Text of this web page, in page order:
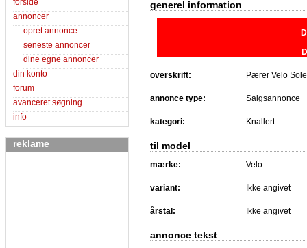
forside
annoncer
opret annonce
seneste annoncer
dine egne annoncer
din konto
forum
avanceret søgning
info
reklame
generel information
overskrift: Pærer Velo
annonce type: Salgsannonce
kategori: Knallert
til model
mærke: Velo
variant: Ikke angivet
årstal: Ikke angivet
annonce tekst